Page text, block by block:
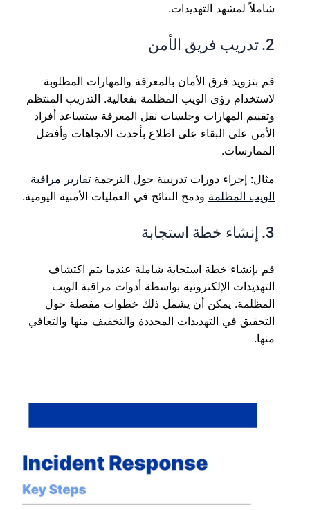
شاملاً لمشهد التهديدات.
2. تدريب فريق الأمن
قم بتزويد فرق الأمان بالمعرفة والمهارات المطلوبة
لاستخدام رؤى الويب المظلمة بفعالية. التدريب المنتظم
وتقييم المهارات وجلسات نقل المعرفة ستساعد أفراد
الأمن على البقاء على اطلاع بأحدث الاتجاهات وأفضل
الممارسات.
مثال: إجراء دورات تدريبية حول الترجمة تقارير مراقبة
الويب المظلمة ودمج النتائج في العمليات الأمنية اليومية.
3. إنشاء خطة استجابة
قم بإنشاء خطة استجابة شاملة عندما يتم اكتشاف
التهديدات الإلكترونية بواسطة أدوات مراقبة الويب
المظلمة. يمكن أن يشمل ذلك خطوات مفصلة حول
التحقيق في التهديدات المحددة والتخفيف منها والتعافي
منها.